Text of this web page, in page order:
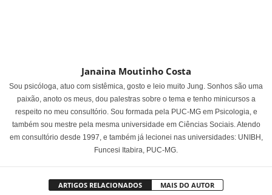
Janaina Moutinho Costa
Sou psicóloga, atuo com sistêmica, gosto e leio muito Jung. Sonhos são uma
paixão, anoto os meus, dou palestras sobre o tema e tenho minicursos a
respeito no meu consultório. Sou formada pela PUC-MG em Psicologia, e
também sou mestre pela mesma universidade em Ciências Sociais. Atendo
em consultório desde 1997, e também já lecionei nas universidades: UNIBH,
Funcesi Itabira, PUC-MG.
ARTIGOS RELACIONADOS MAIS DO AUTOR